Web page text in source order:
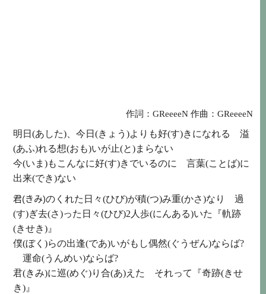
作詞： GReeeeN 作曲： GReeeeN
明日(あした) 、今日(きょう)よりも好(す)きになれる溢
(あふ)れる想(おも)いが止(と)まらない
今(いま)もこんなに好(す)きでいるのに言葉(ことば)に
出来(でき)ない
君(きみ)のくれた 日々(ひび)が積(つ)み重(かさ)なり過
(す)ぎ去(さ)った 日々(ひび)2人歩(にんある)いた『軌跡
(きせき) 』
僕(ぼく)らの出逢(であ)いがもし偶然(ぐうぜん)ならば?
運命(うんめい)ならば?
君(きみ)に巡(めぐ)り合(あ)えた それって『奇跡(きせ
き) 』